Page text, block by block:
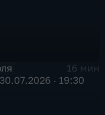
16 мин
· 19:30